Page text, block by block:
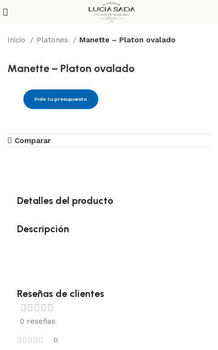
Inicio Platones Manette – Platon ovalado
Manette – Platon ovalado
Pide tu presupuesto
Comparar
Detalles del producto
Descripción
Reseñas de clientes
0 reseñas
0